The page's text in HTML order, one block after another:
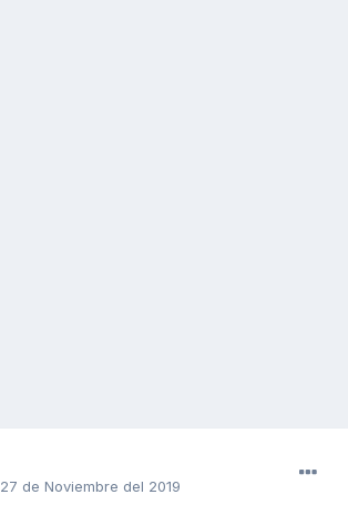
27 de Noviembre del 2019